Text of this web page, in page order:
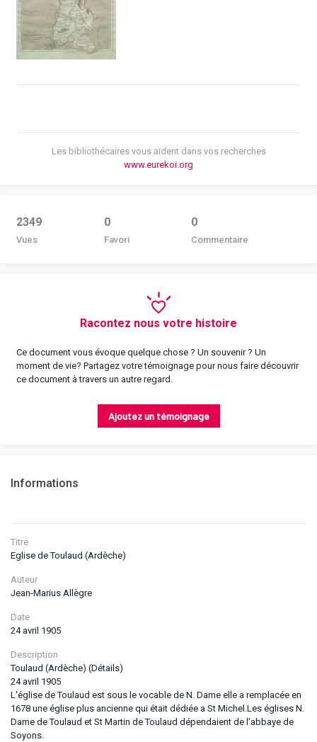
Informations
Titre
Eglise de Toulaud (Ardèche)
Auteur
Jean-Marius Allègre
Date
24 avril 1905
Description
Toulaud (Ardèche) (Détails)
24 avril 1905
L'église de Toulaud est sous le vocable de N. Dame elle a remplacée en
1678 une église plus ancienne qui était dédiée a St Michel.Les églises N.
Dame de Toulaud et St Martin de Toulaud dépendaient de l'abbaye de
Soyons.
Les bibliothécaires vous aident dans vos recherches
www.eurekoi.org
2349
Vues
0
Favori
0
Commentaire
Racontez nous votre histoire
Ce document vous évoque quelque chose ? Un souvenir ? Un
moment de vie? Partagez votre témoignage pour nous faire découvrir
ce document à travers un autre regard.
Ajoutez un témoignage